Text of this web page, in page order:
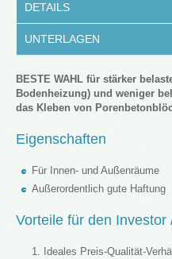
DETAILS
UNTERLAGEN
BESTE WAHL für stärker
Bodenheizung) und weniger
das Kleben von
Eigenschaften
Für Innen- und Außenräume
Außerordentlich gute Haftung
Vorteile für den Investor
Ideales Preis-Qualität-